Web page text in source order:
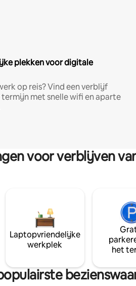
plekken voor digitale
op reis? Vind een verblijf
met snelle wifi en aparte
voor verblijven
Laptopvriendelijke
werkplek
het